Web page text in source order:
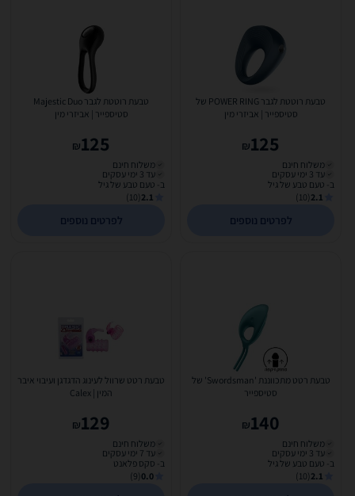
טבעת רוטטת לגבר POWER RING של
סטיספייר | אביזרי מין
125
₪
משלוח חינם
עד 3 ימי עסקים
ב- טעם טבע של גיל
2.1
(10)
לפרטים נוספים
טבעת רוטטת לגבר Majestic Duo
סטיספייר | אביזרי מין
125
₪
משלוח חינם
עד 3 ימי עסקים
ב- טעם טבע של גיל
2.1
(10)
לפרטים נוספים
טבעת רטט מתכווננת 'Swordsman' של
סטיספייר
140
₪
משלוח חינם
עד 3 ימי עסקים
ב- טעם טבע של גיל
2.1
(10)
טבעת רטט שרוול לעינוג הדגדגן ועיבוי איבר
המין | Calex
129
₪
משלוח חינם
עד 7 ימי עסקים
ב- סקס פלאנט
0.0
(9)